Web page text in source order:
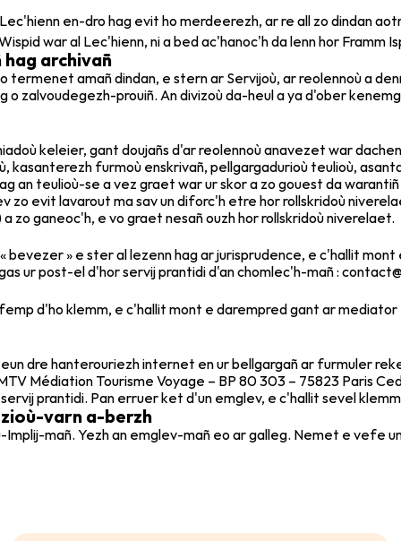
en-dro hag evit ho merdeerezh, ar re all zo dindan
war al Lec'hienn, ni a bed ac'hanoc'h da lenn hor Framm
hag archivañ
termenet amañ dindan, e stern ar Servijoù, ar reolennoù a
o zalvoudegezh-prouiñ. An divizoù da-heul a ya d'ober
keleier, gant doujañs d'ar reolennoù anavezet war
kasanterezh furmoù enskrivañ, pellgargadurioù teulioù,
an teulioù-se a vez graet war ur skor a zo gouest da
zo evit lavarout ma sav un diforc'h etre hor rollskridoù
zo ganeoc'h, e vo graet nesañ ouzh hor rollskridoù niverelaet.
bevezer » e ster al lezenn hag ar jurisprudence, e c'hallit
ur post-el d'hor servij prantidi d'an chomlec'h-mañ :
d'ho klemm, e c'hallit mont e darempred gant ar mediator
dre hanterouriezh internet en ur bellgargañ ar furmuler
Médiation Tourisme Voyage – BP 80 303 – 75823 Paris
prantidi. Pan erruer ket d'un emglev, e c'hallit sevel
varn a-berzh
mañ. Yezh an emglev-mañ eo ar galleg. Nemet e vefe